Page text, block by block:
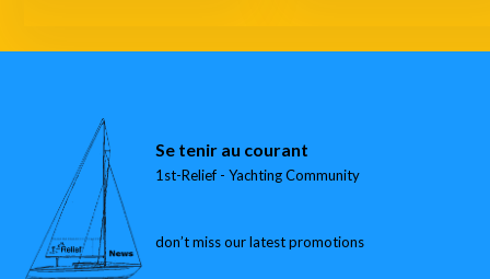
Se tenir au courant
1st-Relief - Yachting Community
don’t miss our latest promotions